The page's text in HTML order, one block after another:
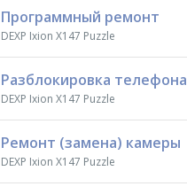
Программный ремонт
DEXP Ixion X147 Puzzle
Разблокировка телефона
DEXP Ixion X147 Puzzle
Ремонт (замена) камеры
DEXP Ixion X147 Puzzle